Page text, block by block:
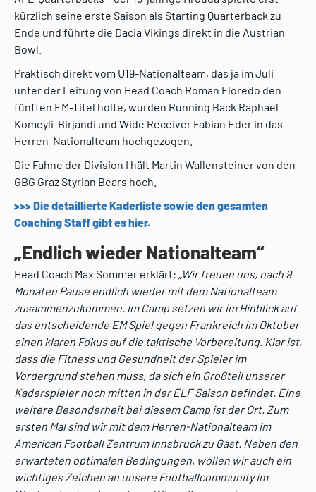
kürzlich seine erste Saison als Starting Quarterback zu
Ende und führte die Dacia Vikings direkt in die Austrian
Bowl.
Praktisch direkt vom U19-Nationalteam, das ja im Juli
unter der Leitung von Head Coach Roman Floredo den
fünften EM-Titel holte, wurden Running Back Raphael
Komeyli-Birjandi und Wide Receiver Fabian Eder in das
Herren-Nationalteam hochgezogen.
Die Fahne der Division I hält Martin Wallensteiner von den
GBG Graz Styrian Bears hoch.
>>> Die detaillierte Kaderliste sowie den gesamten
Coaching Staff gibt es hier.
„Endlich wieder Nationalteam“
Head Coach Max Sommer erklärt: „Wir freuen uns, nach 9
Monaten Pause endlich wieder mit dem Nationalteam
zusammenzukommen. Im Camp setzen wir im Hinblick auf
das entscheidende EM Spiel gegen Frankreich im Oktober
einen klaren Fokus auf die taktische Vorbereitung. Klar ist,
dass die Fitness und Gesundheit der Spieler im
Vordergrund stehen muss, da sich ein Großteil unserer
Kaderspieler noch mitten in der ELF Saison befindet. Eine
weitere Besonderheit bei diesem Camp ist der Ort. Zum
ersten Mal sind wir mit dem Herren-Nationalteam im
American Football Zentrum Innsbruck zu Gast. Neben den
erwarteten optimalen Bedingungen, wollen wir auch ein
wichtiges Zeichen an unsere Footballcommunity im